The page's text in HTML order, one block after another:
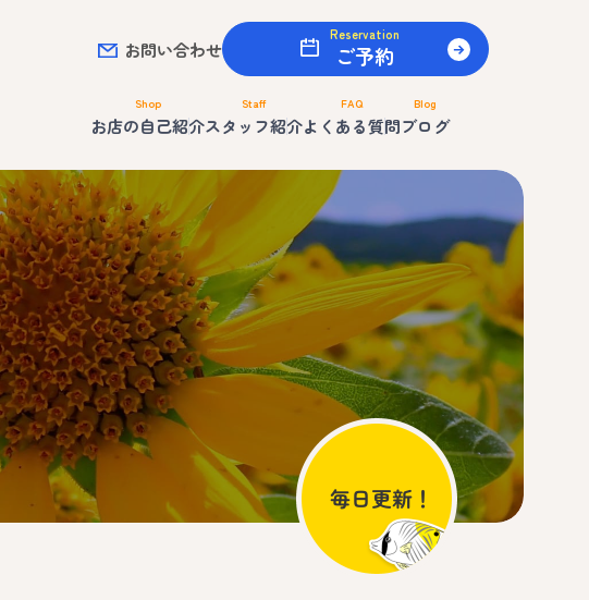
お問い合わせ
Reservation
ご予約
Shop
お店の自己紹介
Staff
スタッフ紹介
FAQ
よくある質問
Blog
ブログ